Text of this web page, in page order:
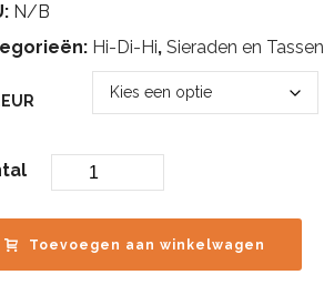
N/B
Hi-Di-Hi, Sieraden en Tassen
Toevoegen aan winkelwagen